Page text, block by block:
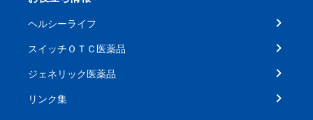
ヘルシーライフ
スイッチＯＴＣ医薬品
ジェネリック医薬品
リンク集